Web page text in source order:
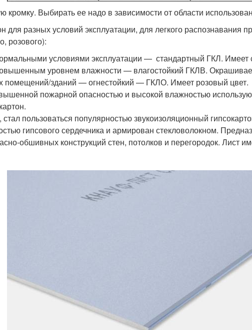
кромку. Выбирать ее надо в зависимости от области
для разных условий эксплуатации, для легкого распознавания
розового):
условиями эксплуатации — стандартный ГКЛ. Имеет
уровнем влажности — влагостойкий ГКЛВ.
помещений/зданий — огнестойкий — ГКЛО. Имеет розовый цвет.
пожарной опасностью и высокой влажностью
пользоваться популярностью звукоизоляционный
гипсового сердечника и армирован стекловолокном.
обшивных конструкций стен, потолков и перегородок. Лист